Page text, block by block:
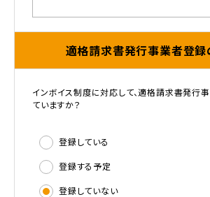
適格請求書発行事業者登録
インボイス制度に対応して、適格請求書発行
ていますか？
登録している
登録する予定
登録していない